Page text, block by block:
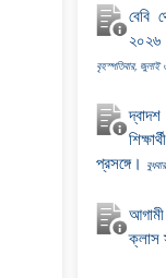
বেবি
২০২৬
বৃহস্পতিবার,
দ্বাদশ
প্রসঙ্গে।
ক্লাস